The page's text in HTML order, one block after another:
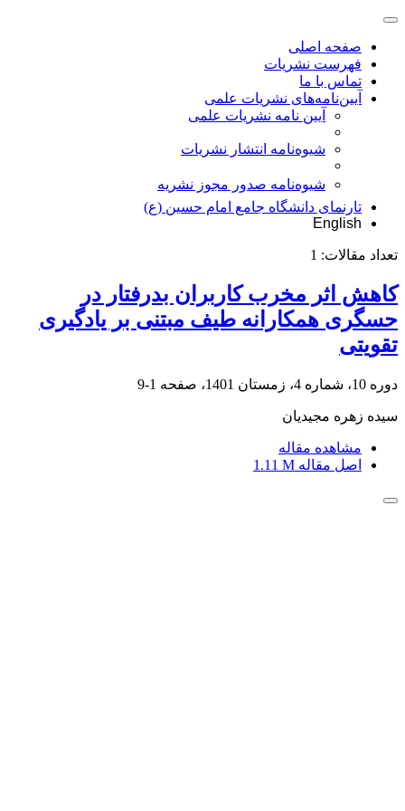
صفحه اصلی
فهرست نشریات
تماس با ما
آیین‌نامه‌های نشریات علمی
آیین نامه نشریات علمی
شیوه‌نامه انتشار نشریات
شیوهنامه صدور مجوز نشریه
تارنمای دانشگاه جامع امام حسین (ع)
English
تعداد مقالات: 1
کاهش اثر مخرب کاربران بدرفتار در
حسگری همکارانه طیف مبتنی بر یادگیری
تقویتی
دوره 10، شماره 4، زمستان 1401، صفحه 1-9
سیده زهره مجیدیان
مشاهده مقاله
اصل مقاله 1.11 M